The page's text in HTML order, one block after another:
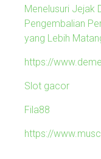
Menelusuri Jejak
Pengembalian
yang Lebih
https://
Slot gacor
Fila88
https://